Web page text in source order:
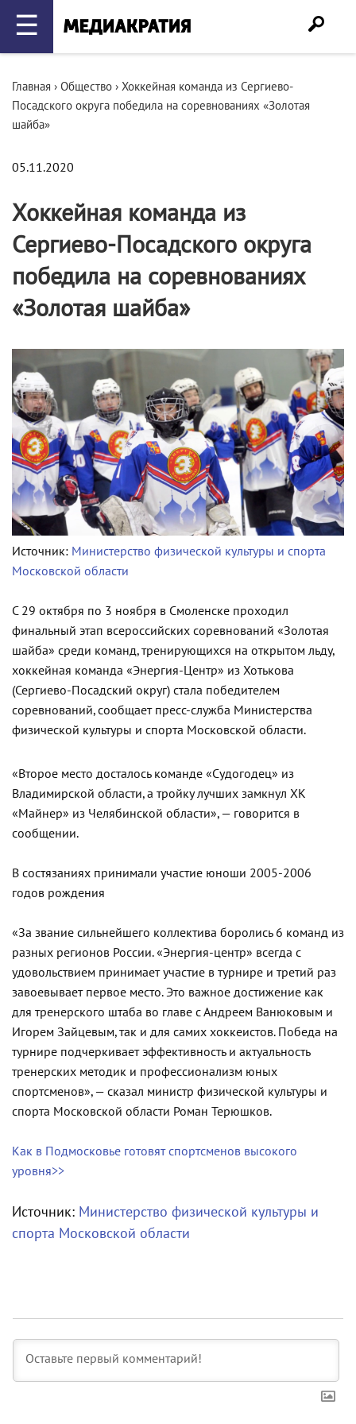
☰
Главная › Общество › Хоккейная команда из Сергиево-
Посадского округа победила на соревнованиях «Золотая
шайба»
05.11.2020
Хоккейная команда из
Сергиево-Посадского округа
победила на соревнованиях
«Золотая шайба»
Источник: Министерство физической культуры и спорта
Московской области
С 29 октября по 3 ноября в Смоленске проходил
финальный этап всероссийских соревнований «Золотая
шайба» среди команд, тренирующихся на открытом льду,
хоккейная команда «Энергия-Центр» из Хотькова
(Сергиево-Посадский округ) стала победителем
соревнований, сообщает пресс-служба Министерства
физической культуры и спорта Московской области.
«Второе место досталось команде «Судогодец» из
Владимирской области, а тройку лучших замкнул ХК
«Майнер» из Челябинской области», — говорится в
сообщении.
В состязаниях принимали участие юноши 2005-2006
годов рождения
«За звание сильнейшего коллектива боролись 6 команд из
разных регионов России. «Энергия-центр» всегда с
удовольствием принимает участие в турнире и третий раз
завоевывает первое место. Это важное достижение как
для тренерского штаба во главе с Андреем Ванюковым и
Игорем Зайцевым, так и для самих хоккеистов. Победа на
турнире подчеркивает эффективность и актуальность
тренерских методик и профессионализм юных
спортсменов», — сказал министр физической культуры и
спорта Московской области Роман Терюшков.
Как в Подмосковье готовят спортсменов высокого
уровня>>
Источник: Министерство физической культуры и
спорта Московской области